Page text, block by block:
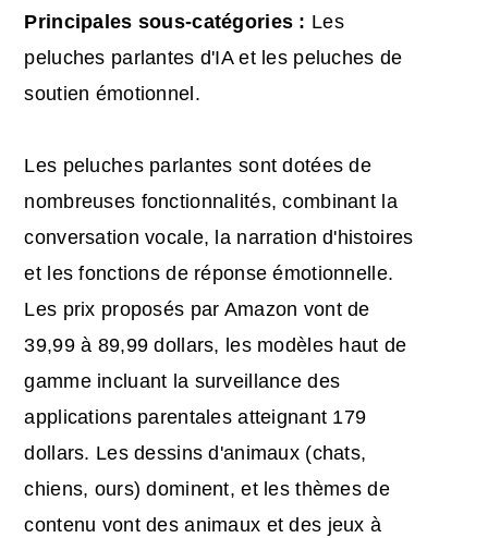
Principales sous-catégories : Les
peluches parlantes d'IA et les peluches de
soutien émotionnel.
Les peluches parlantes sont dotées de
nombreuses fonctionnalités, combinant la
conversation vocale, la narration d'histoires
et les fonctions de réponse émotionnelle.
Les prix proposés par Amazon vont de
39,99 à 89,99 dollars, les modèles haut de
gamme incluant la surveillance des
applications parentales atteignant 179
dollars. Les dessins d'animaux (chats,
chiens, ours) dominent, et les thèmes de
contenu vont des animaux et des jeux à